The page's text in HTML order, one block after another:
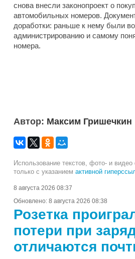
снова внесли законопроект о
автомобильных номеров.
доработки: раньше к нему были
администрированию и самому
номера.
Автор: Максим Гришечкин
Использование текстов, фото- и видео
только с указанием активной
8 августа 2026 08:37
Обновлено: 8 августа 2026 08:38
Розетка
потери при
отличаются